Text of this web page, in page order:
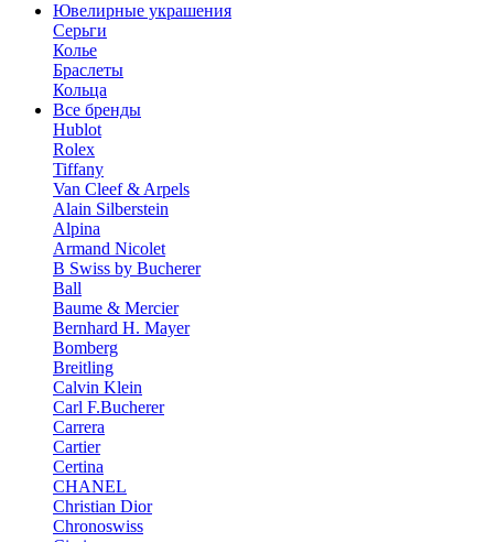
Ювелирные украшения
Серьги
Колье
Браслеты
Кольца
Все бренды
Hublot
Rolex
Tiffany
Van Cleef & Arpels
Alain Silberstein
Alpina
Armand Nicolet
B Swiss by Bucherer
Ball
Baume & Mercier
Bernhard H. Mayer
Bomberg
Breitling
Calvin Klein
Carl F.Bucherer
Carrera
Cartier
Certina
CHANEL
Christian Dior
Chronoswiss